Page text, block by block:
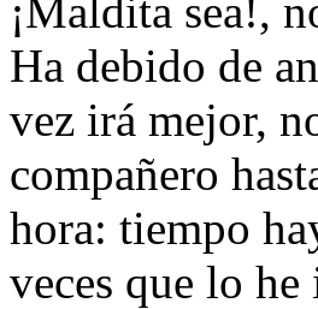
¡Maldita sea!,
Ha debido de
vez irá mejor,
compañero
hora: tiempo
veces que lo